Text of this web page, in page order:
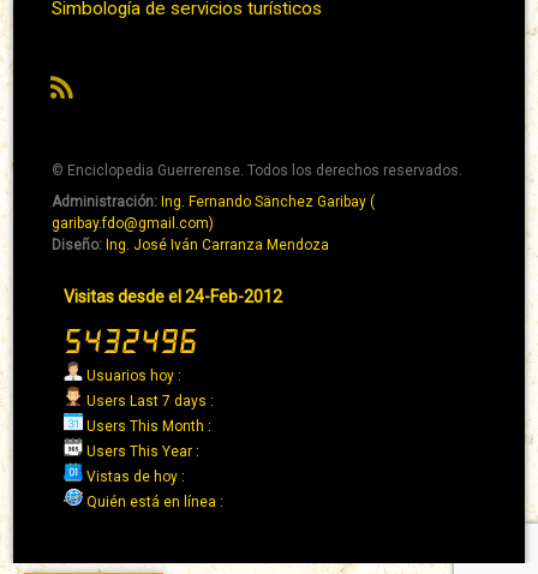
Simbología de servicios turísticos
RSS
© Enciclopedia Guerrerense. Todos los derechos reservados.
Pie
de
→
Abaixo
Administración:Ing. Fernando Sänchez Garibay (
garibay.fdo@gmail.com)
Diseño:Ing. José Iván Carranza Mendoza
de
página
→
Derecha
Visitas desde el 24-Feb-2012
Usuarios hoy :
Users Last 7 days :
Users This Month :
Users This Year :
Vistas de hoy :
Quién está en línea :